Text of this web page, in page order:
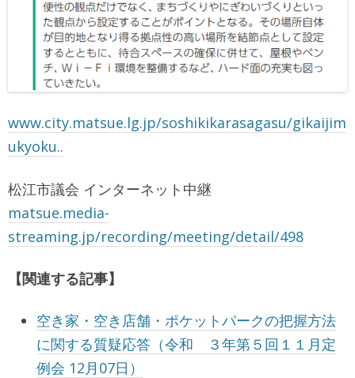
www.city.matsue.lg.jp/soshikikarasagasu/gikaijim
ukyoku..
松江市議会 インターネット中継
matsue.media-
streaming.jp/recording/meeting/detail/498
【関連する記事】
空き家・空き店舗・ポケットパークの把握方法
に関する質疑応答（令和 ３年第５回１１月定
例会 12月07日）